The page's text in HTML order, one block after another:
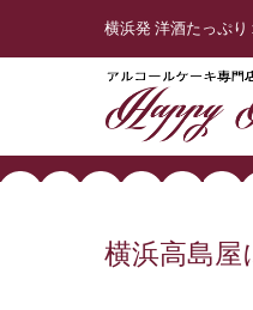
横浜発 洋酒たっぷ
横浜高島屋